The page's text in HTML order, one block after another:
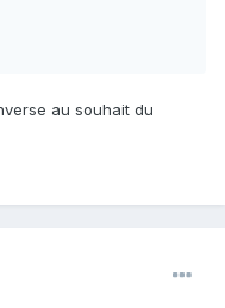
au souhait du